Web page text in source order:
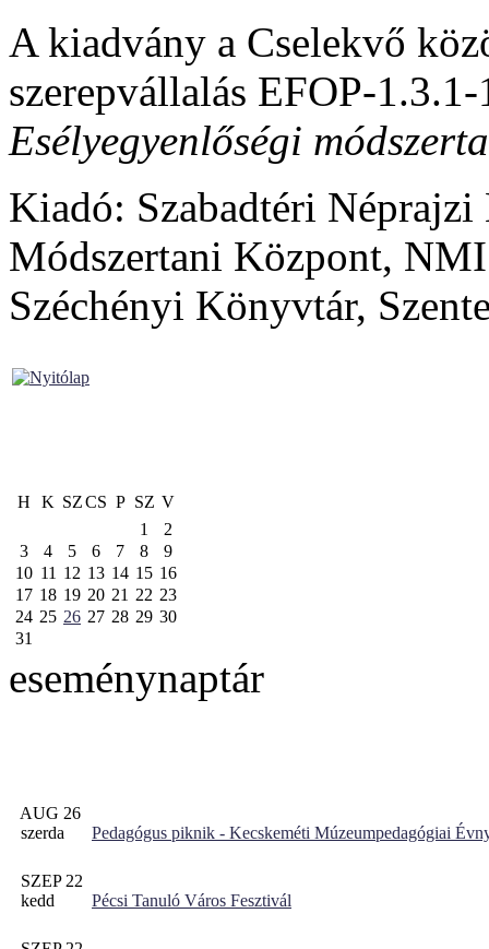
A kiadvány a Cselekvő
szerepvállalás EFOP-
Esélyegyenlőségi
Kiadó: Szabadtéri
Módszertani Központ,
Széchényi Könyvtár,
H K SZCS P SZ V
1
2
3
4 5 6 7 8
9
10 11 12 13 14 15 16
17 18 19 20 21 22 23
24 25 26 27 28 29 30
31
eseménynaptár
AUG 26
szerda
Pedagógus piknik - Kecskeméti Múzeumpedagógiai
SZEP 22
kedd
Pécsi Tanuló Város Fesztivál